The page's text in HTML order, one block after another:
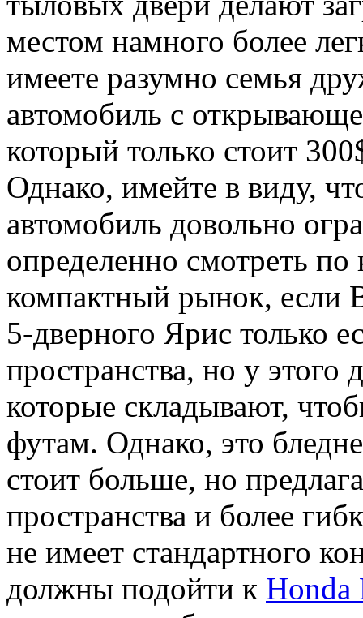
местом намного более
имеете разумно семья
автомобиль с
который только стоит
Однако, имейте в виду,
автомобиль довольно
определенно смотреть
компактный рынок, если
5-дверного Ярис только
пространства, но у этого
которые складывают,
футам. Однако, это
стоит больше, но
пространства и более
не имеет стандартного
должны подойти к Honda